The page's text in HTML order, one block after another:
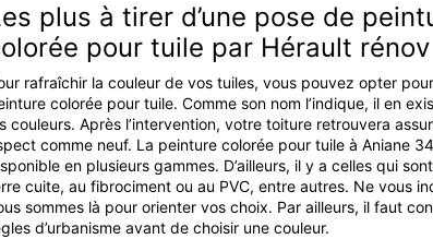
plus à tirer d’une pose de
pour tuile par Hérault
rafraîchir la couleur de vos tuiles, vous pouvez opter
colorée pour tuile. Comme son nom l’indique, il en
couleurs. Après l’intervention, votre toiture retrouvera
comme neuf. La peinture colorée pour tuile à Aniane
en plusieurs gammes. D’ailleurs, il y a celles qui
cuite, au fibrociment ou au PVC, entre autres. Ne vous
sommes là pour orienter vos choix. Par ailleurs, il faut
d’urbanisme avant de choisir une couleur.